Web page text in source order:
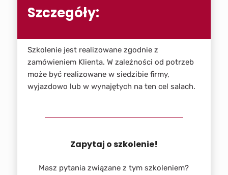
Szczegóły:
Szkolenie jest realizowane zgodnie z
zamówieniem Klienta. W zależności od potrzeb
może być realizowane w siedzibie firmy,
wyjazdowo lub w wynajętych na ten cel salach.
Zapytaj o szkolenie!
Masz pytania związane z tym szkoleniem?